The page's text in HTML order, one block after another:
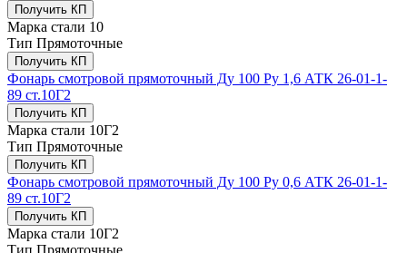
Получить КП
Марка стали 10
Тип Прямоточные
Получить КП
Фонарь смотровой прямоточный Ду 100 Ру 1,6 АТК 26-01-1-
89 ст.10Г2
Получить КП
Марка стали 10Г2
Тип Прямоточные
Получить КП
Фонарь смотровой прямоточный Ду 100 Ру 0,6 АТК 26-01-1-
89 ст.10Г2
Получить КП
Марка стали 10Г2
Тип Прямоточные